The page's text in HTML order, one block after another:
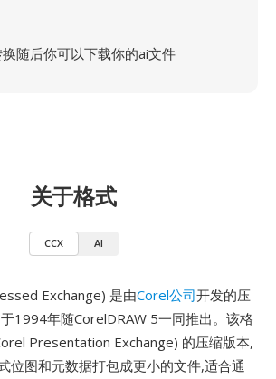
随后你可以下载你的ai文件
关于格式
CCX AI
Exchange) 是由Corel公司开发的压
1994年随CorelDRAW 5一同推出。该格
Presentation Exchange) 的压缩版本,
位图和元数据打包成更小的文件,适合通